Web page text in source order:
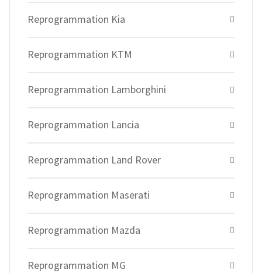
Reprogrammation Kia
Reprogrammation KTM
Reprogrammation Lamborghini
Reprogrammation Lancia
Reprogrammation Land Rover
Reprogrammation Maserati
Reprogrammation Mazda
Reprogrammation MG